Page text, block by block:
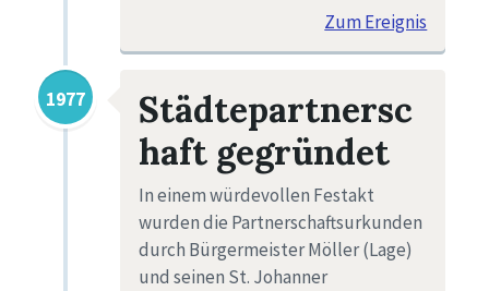
Zum Ereignis
1977
Städtepartnersc
haft gegründet
In einem würdevollen Festakt
wurden die Partnerschaftsurkunden
durch Bürgermeister Möller (Lage)
und seinen St. Johanner